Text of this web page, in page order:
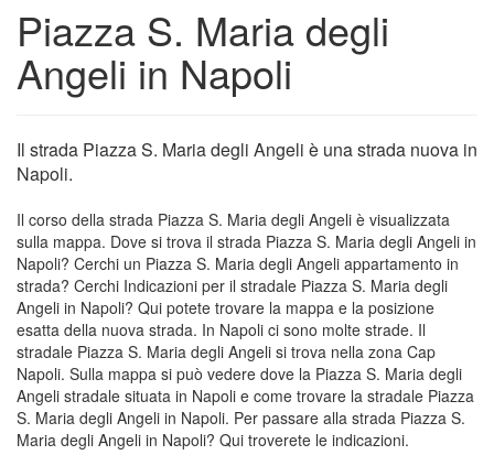
Piazza S. Maria degli
Angeli in Napoli
Il strada Piazza S. Maria degli Angeli è una strada nuova in
Napoli.
Il corso della strada Piazza S. Maria degli Angeli è visualizzata
sulla mappa. Dove si trova il strada Piazza S. Maria degli Angeli in
Napoli? Cerchi un Piazza S. Maria degli Angeli appartamento in
strada? Cerchi Indicazioni per il stradale Piazza S. Maria degli
Angeli in Napoli? Qui potete trovare la mappa e la posizione
esatta della nuova strada. In Napoli ci sono molte strade. Il
stradale Piazza S. Maria degli Angeli si trova nella zona Cap
Napoli. Sulla mappa si può vedere dove la Piazza S. Maria degli
Angeli stradale situata in Napoli e come trovare la stradale Piazza
S. Maria degli Angeli in Napoli. Per passare alla strada Piazza S.
Maria degli Angeli in Napoli? Qui troverete le indicazioni.